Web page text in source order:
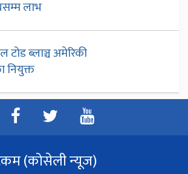
लाभ
टोड ब्लाञ्च अमेरिकी
नियुक्त
(कोसेली न्यूज)